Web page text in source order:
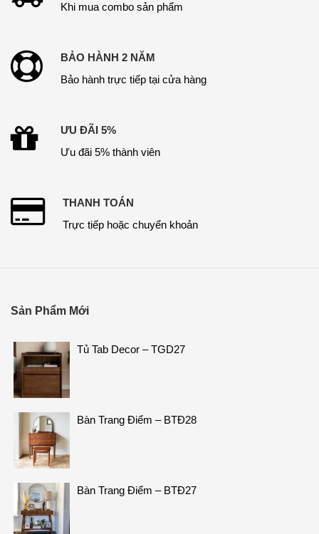
Khi mua combo sản phẩm
BẢO HÀNH 2 NĂM
Bảo hành trực tiếp tại cửa hàng
ƯU ĐÃI 5%
Ưu đãi 5% thành viên
THANH TOÁN
Trực tiếp hoặc chuyển khoản
Sản Phẩm Mới
Tủ Tab Decor – TGD27
Bàn Trang Điểm – BTĐ28
Bàn Trang Điểm – BTĐ27